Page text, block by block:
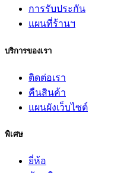
การรับประกัน
แผนที่ร้านฯ
บริการของเรา
ติดต่อเรา
คืนสินค้า
แผนผังเว็บไซต์
พิเศษ
ยี่ห้อ